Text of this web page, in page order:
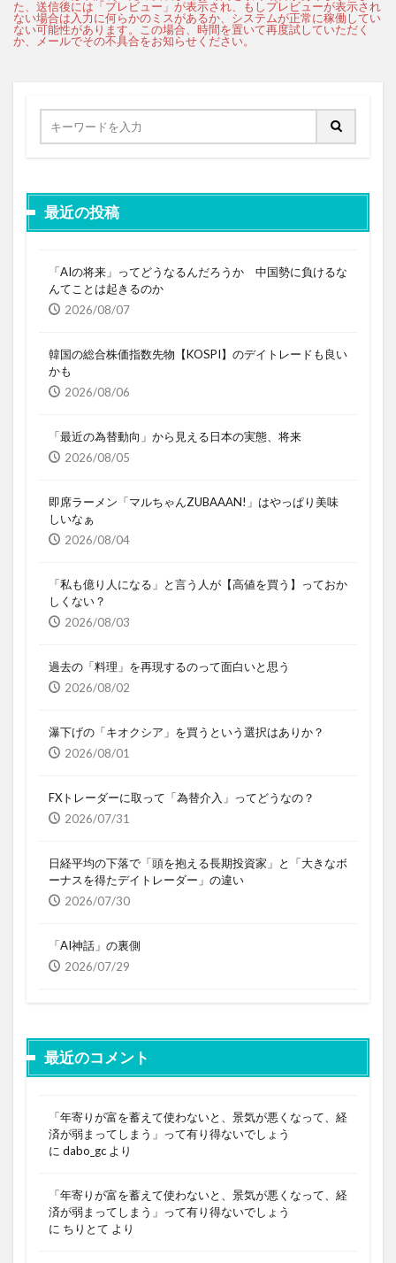
最近の投稿
「AIの将来」ってどうなるんだろうか 中国勢に負けるな
んてことは起きるのか
2026/08/07
韓国の総合株価指数先物【KOSPI】のデイトレードも良い
かも
2026/08/06
「最近の為替動向」から見える日本の実態、将来
2026/08/05
即席ラーメン「マルちゃんZUBAAAN!」はやっぱり美味
しいなぁ
2026/08/04
「私も億り人になる」と言う人が【高値を買う】っておか
しくない？
2026/08/03
過去の「料理」を再現するのって面白いと思う
2026/08/02
瀑下げの「キオクシア」を買うという選択はありか？
2026/08/01
FXトレーダーに取って「為替介入」ってどうなの？
2026/07/31
日経平均の下落で「頭を抱える長期投資家」と「大きなボ
ーナスを得たデイトレーダー」の違い
2026/07/30
「AI神話」の裏側
2026/07/29
最近のコメント
「年寄りが富を蓄えて使わないと、景気が悪くなって、経
済が弱まってしまう」って有り得ないでしょう
に dabo_gc より
「年寄りが富を蓄えて使わないと、景気が悪くなって、経
済が弱まってしまう」って有り得ないでしょう
に ちりとて より